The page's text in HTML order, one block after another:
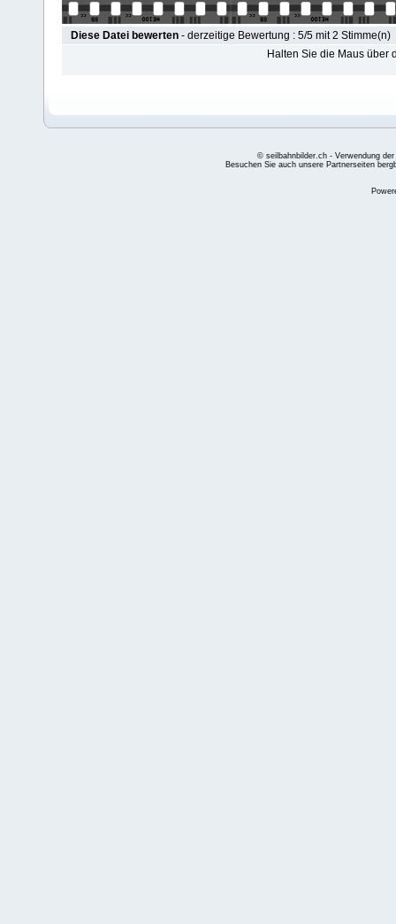
Diese Datei bewerten - derzeitige Bewertung : 5/5 mit 2 Stimme(n)
Halten Sie die Maus über
© seilbahnbilder.ch - Verwendung
Besuchen Sie auch unsere Partnerseiten